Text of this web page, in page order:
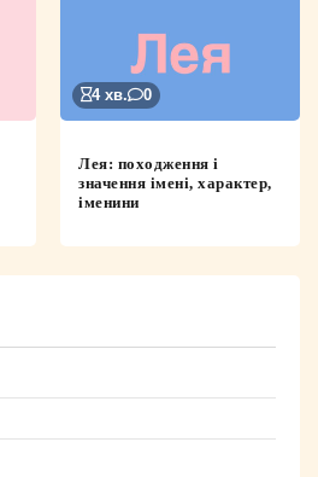
4 хв. 0
Лея: походження і
значення імені, характер,
іменини